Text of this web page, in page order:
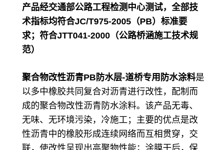
产品经交通部公路工程检测中心测试，全部技
术指标均符合JC/T975-2005（PB）标准要
求；符合JTT041-2000（公路桥涵施工技术规
范）
聚合物改性沥青PB防水层-道桥专用防水涂料是
以多中橡胶共同复合对沥青进行改性，配制而
成的聚合物改性沥青防水涂料。该产品无毒、
无味、无环境污染，冷施工；主要的优点是改
性沥青中的橡胶形成连续网络而互相贯穿，交
联，使改性呈现出高聚物性能；涂膜干后，保